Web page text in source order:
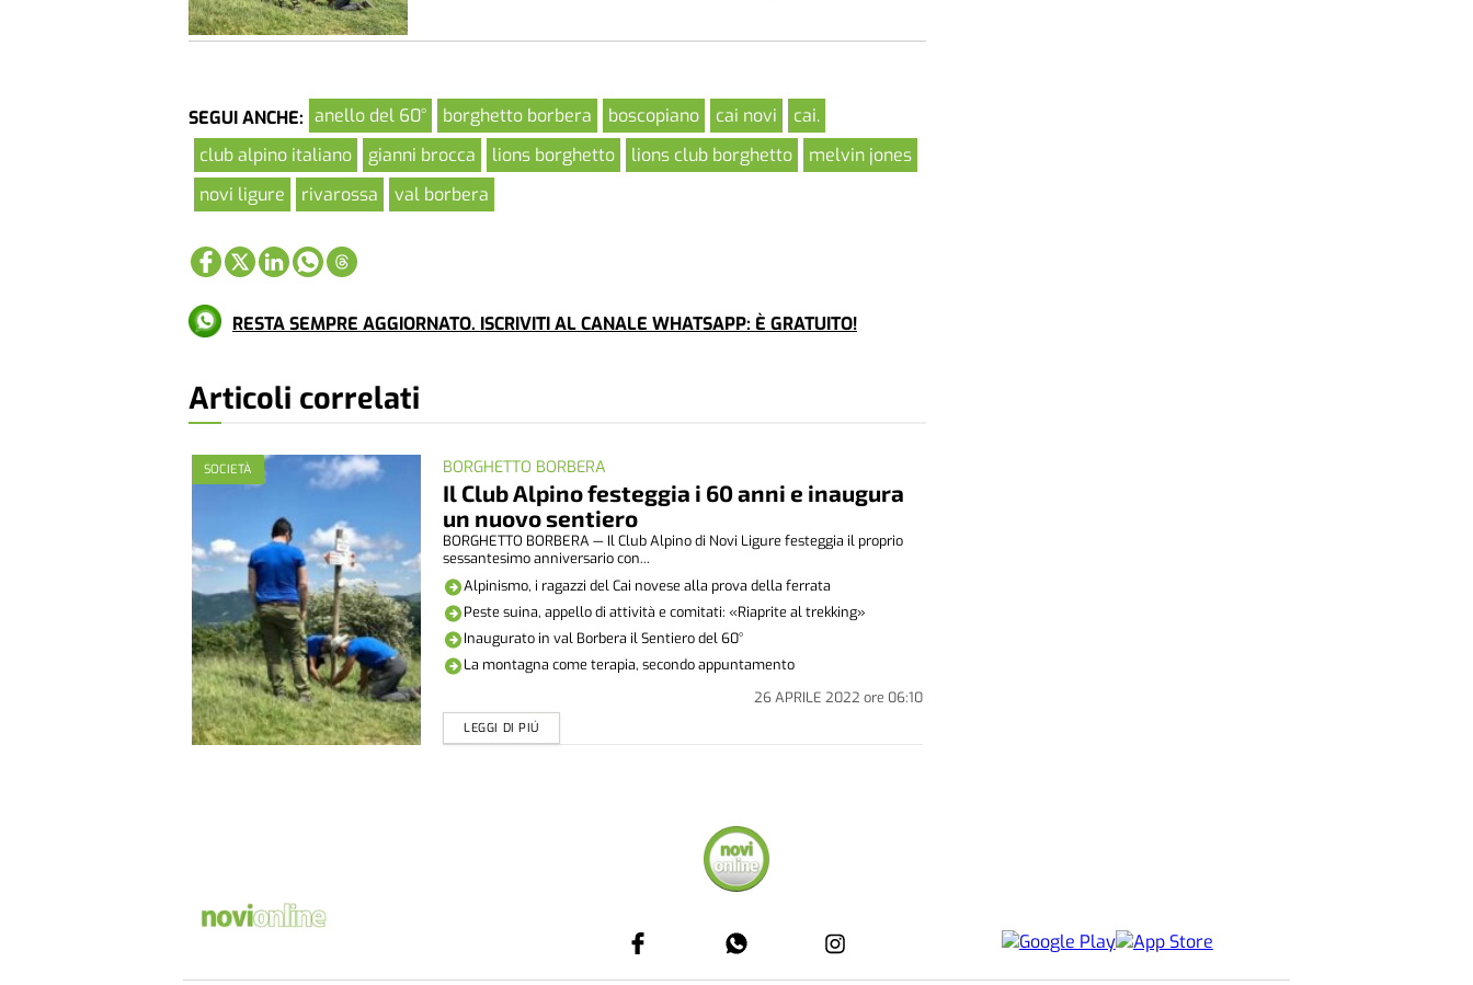
SEGUI ANCHE: anello del 60° borghetto borbera boscopiano cai novi
cai.
club alpino italiano
gianni brocca lions borghetto lions club borghetto
melvin jones
novi ligure
rivarossa val borbera
RESTA SEMPRE AGGIORNATO. ISCRIVITI AL CANALE WHATSAPP: È GRATUITO!
Articoli correlati
SOCIETÀ BORGHETTO BORBERA
Il Club Alpino festeggia i 60 anni e inaugura
un nuovo sentiero
26 APRILE 2022 ore 06:10
BORGHETTO BORBERA — Il Club Alpino di Novi Ligure festeggia il proprio
sessantesimo anniversario con...
LEGGI DI PIÚ
Alpinismo, i ragazzi del Cai novese alla prova della ferrata
Peste suina, appello di attività e comitati: «Riaprite al trekking»
Inaugurato in val Borbera il Sentiero del 60°
La montagna come terapia, secondo appuntamento